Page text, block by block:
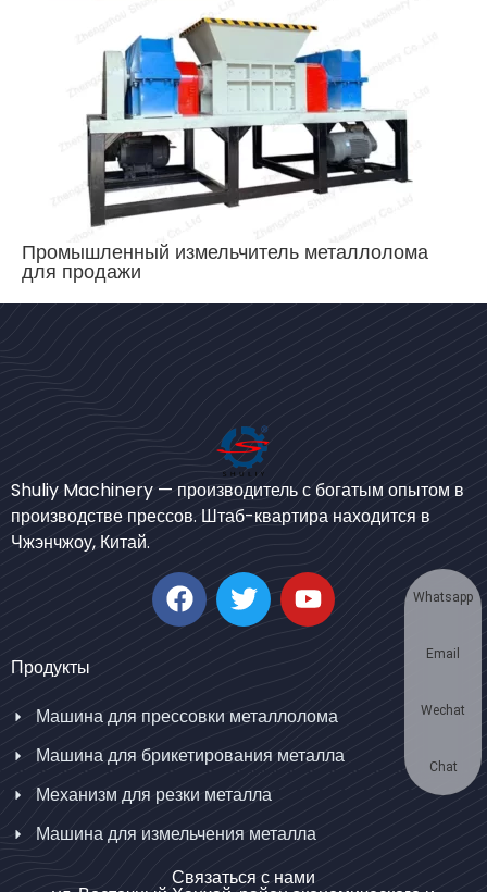
Промышленный измельчитель металлолома
для продажи
Shuliy Machinery — производитель с богатым опытом в
производстве прессов. Штаб-квартира находится в
Чжэнчжоу, Китай.
Продукты
Машина для прессовки металлолома
Машина для брикетирования металла
Механизм для резки металла
Машина для измельчения металла
Связаться с нами
Chinese
Swahili
German
Japanese
Whatsapp
Email
Wechat
Chat